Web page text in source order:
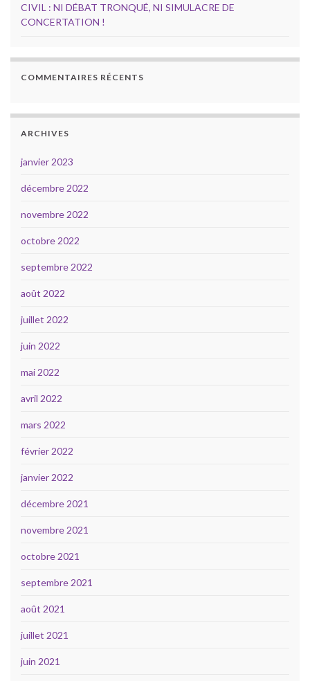
CIVIL : NI DÉBAT TRONQUÉ, NI SIMULACRE DE
CONCERTATION !
COMMENTAIRES RÉCENTS
ARCHIVES
janvier 2023
décembre 2022
novembre 2022
octobre 2022
septembre 2022
août 2022
juillet 2022
juin 2022
mai 2022
avril 2022
mars 2022
février 2022
janvier 2022
décembre 2021
novembre 2021
octobre 2021
septembre 2021
août 2021
juillet 2021
juin 2021